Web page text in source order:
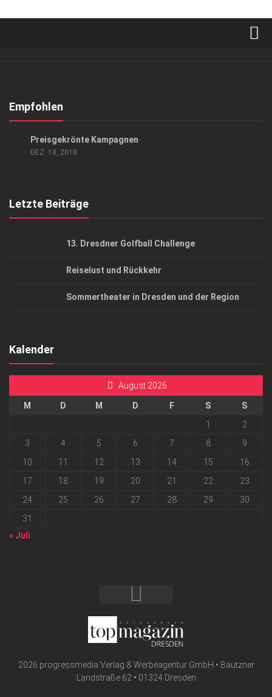
Kontakt, Impressum
Empfohlen
Preisgekrönte Kampagnen
DEZ. 18, 2018
Letzte Beiträge
13. Dresdner Golfball Challenge
Reiselust und Rückkehr
Sommertheater in Dresden und der Region
Kalender
August 2026
M D M D F S
S
1
2
3
4 5 6 7 8
9
10
11 12 13 14 15
16
17
18 19 20 21 22
23
24
25 26 27 28 29
30
31
« Juli
2026 progressmedia Verlag & Werbeagentur GmbH • Bautzner
Landstraße 62 • 01324 Dresden